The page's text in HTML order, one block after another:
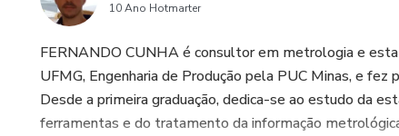
10 Ano Hotmarter
FERNANDO CUNHA é consultor em metrologia e
UFMG, Engenharia de Produção pela PUC Minas, e
Desde a primeira graduação, dedica-se ao estudo da
ferramentas e do tratamento da informação